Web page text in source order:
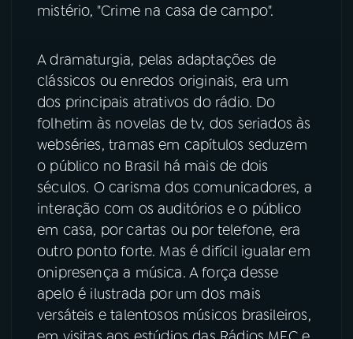
mistério, "Crime na casa de campo".
A dramaturgia, pelas adaptações de
clássicos ou enredos originais, era um
dos principais atrativos do rádio. Do
folhetim às novelas de tv, dos seriados às
webséries, tramas em capítulos seduzem
o público no Brasil há mais de dois
séculos. O carisma dos comunicadores, a
interação com os auditórios e o público
em casa, por cartas ou por telefone, era
outro ponto forte. Mas é difícil igualar em
onipresença a música. A força desse
apelo é ilustrada por um dos mais
versáteis e talentosos músicos brasileiros,